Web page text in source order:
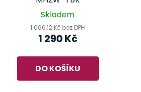
Skladem
1 066,12 Kč bez DPH
1 290 Kč
DO KOŠÍKU